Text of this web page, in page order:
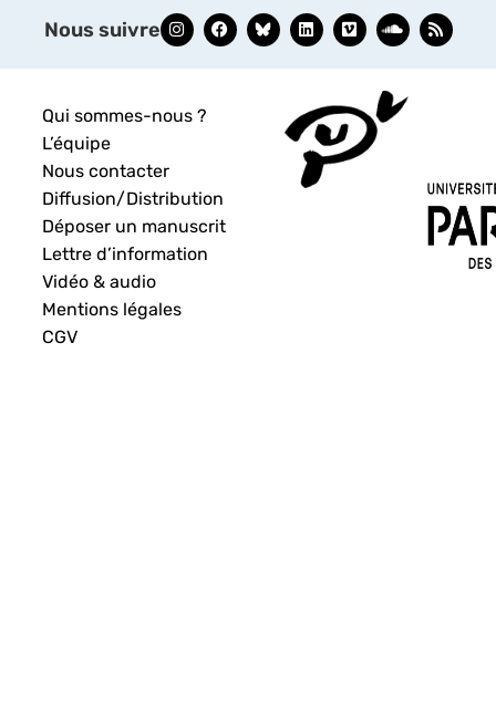
Nous suivre
Qui sommes-nous ?
L’équipe
Nous contacter
Diffusion/Distribution
Déposer un manuscrit
Lettre d’information
Vidéo & audio
Mentions légales
CGV